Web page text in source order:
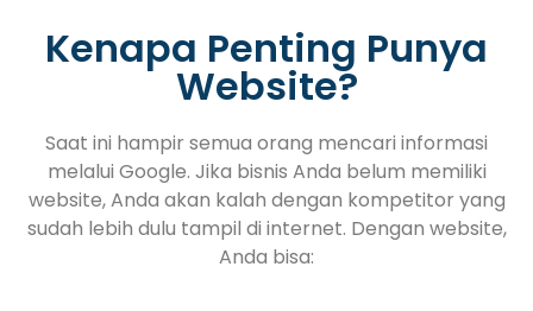
Kenapa Penting Punya
Website?
Saat ini hampir semua orang mencari informasi
melalui Google. Jika bisnis Anda belum memiliki
website, Anda akan kalah dengan kompetitor yang
sudah lebih dulu tampil di internet. Dengan website,
Anda bisa: